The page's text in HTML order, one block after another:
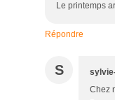
Le printemps
Répondre
S
Chez